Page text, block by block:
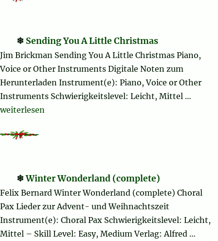
Sending You A Little Christmas
Jim Brickman Sending You A Little Christmas Piano,
Voice or Other Instruments Digitale Noten zum
Herunterladen Instrument(e): Piano, Voice or Other
Instruments Schwierigkeitslevel: Leicht, Mittel …
„Sending You A Little Christmas“
weiterlesen
Winter Wonderland (complete)
Felix Bernard Winter Wonderland (complete) Choral
Pax Lieder zur Advent- und Weihnachtszeit
Instrument(e): Choral Pax Schwierigkeitslevel: Leicht,
Mittel – Skill Level: Easy, Medium Verlag: Alfred …